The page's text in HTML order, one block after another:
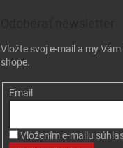
Vložte svoj e-mail a my
shope.
Email
Vložením e-mailu